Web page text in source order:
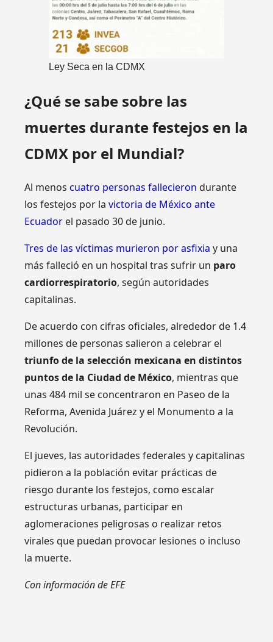
Ley Seca en la CDMX
¿Qué se sabe sobre las
muertes durante festejos en la
CDMX por el Mundial?
Al menoscuatro personas fallecieron durante
los festejos por lavictoria de México ante
Ecuador el pasado 30 de junio.
Tres de las víctimas murieron por asfixia y una
más falleció en un hospital tras sufrir un paro
cardiorrespiratorio, según autoridades
capitalinas.
De acuerdo con cifras oficiales, alrededor de 1.4
millones de personas salieron a celebrar el
triunfo de la selección mexicana en distintos
puntos de la Ciudad de México, mientras que
unas 484 mil se concentraron en Paseo de la
Reforma, Avenida Juárez y el Monumento a la
Revolución.
El jueves, las autoridades federales y capitalinas
pidieron a la población evitar prácticas de
riesgo durante los festejos, como escalar
estructuras urbanas, participar en
aglomeraciones peligrosas o realizar retos
virales que puedan provocar lesiones o incluso
la muerte.
Con información de EFE